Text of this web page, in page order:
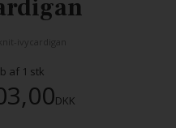
af 1 stk
DKK